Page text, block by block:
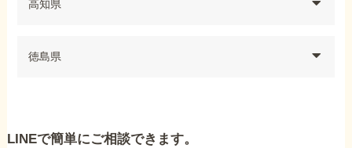
高知県
徳島県
LINEで簡単にご相談できます。